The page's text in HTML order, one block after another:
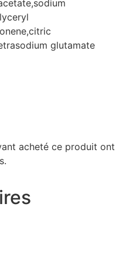
glutamate
acheté ce produit ont